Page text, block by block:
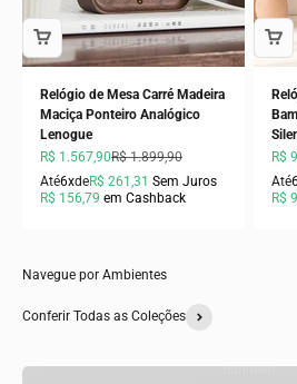
Relógio de Mesa Carré Madeira
Maciça Ponteiro Analógico
Lenogue
Preço promocional
R$ 1.567,90Preço normal
R$ 1.899,90
Até6xdeR$ 261,31 Sem Juros
R$ 156,79 em Cashback
R$
Até
R$
Navegue por Ambientes
Conferir Todas as Coleções
Banheiro